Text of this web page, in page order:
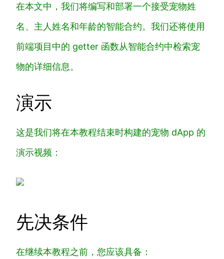
在本文中，我们将编写和部署一个接受宠物姓
名、主人姓名和年龄的智能合约。我们还将使用
前端项目中的 getter 函数从智能合约中检索宠
物的详细信息。
演示
这是我们将在本教程结束时构建的宠物 dApp 的
演示视频：
先决条件
在继续本教程之前，您应该具备：